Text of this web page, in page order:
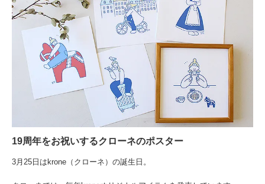
19周年をお祝いするクローネのポスター
3月25日はkrone（クローネ）の誕生日。